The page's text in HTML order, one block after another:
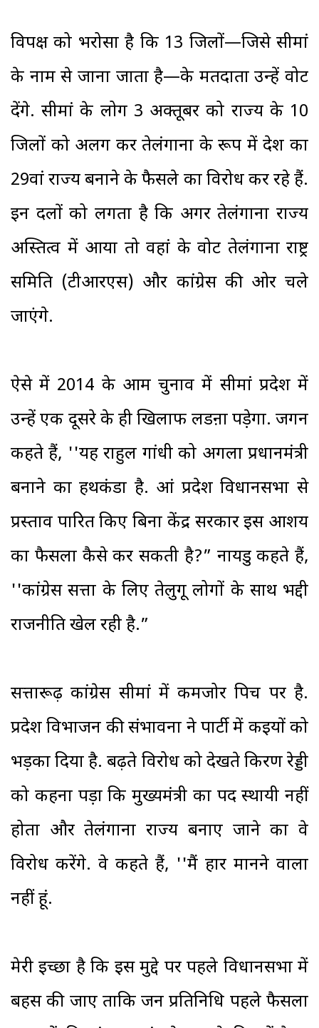
विपक्ष को भरोसा है कि 13 जिलों—जिसे सीमांध्र
के नाम से जाना जाता है—के मतदाता उन्हें वोट
देंगे. सीमांध्र के लोग 3 अक्तूबर को राज्य के 10
जिलों को अलग कर तेलंगाना के रूप में देश का
29वां राज्य बनाने के फैसले का विरोध कर रहे हैं.
इन दलों को लगता है कि अगर तेलंगाना राज्य
अस्तित्व में आया तो वहां के वोट तेलंगाना राष्ट्र
समिति (टीआरएस) और कांग्रेस की ओर चले
जाएंगे.
ऐसे में 2014 के आम चुनाव में सीमांध्र प्रदेश में
उन्हें एक दूसरे के ही खिलाफ लडऩा पड़ेगा. जगन
कहते हैं, ''यह राहुल गांधी को अगला प्रधानमंत्री
बनाने का हथकंडा है. आंध्र प्रदेश विधानसभा से
प्रस्ताव पारित किए बिना केंद्र सरकार इस आशय
का फैसला कैसे कर सकती है?” नायडु कहते हैं,
''कांग्रेस सत्ता के लिए तेलुगू लोगों के साथ भद्दी
राजनीति खेल रही है.”
सत्तारूढ़ कांग्रेस सीमांध्र में कमजोर पिच पर है.
प्रदेश विभाजन की संभावना ने पार्टी में कइयों को
भड़का दिया है. बढ़ते विरोध को देखते किरण रेड्डी
को कहना पड़ा कि मुख्यमंत्री का पद स्थायी नहीं
होता और तेलंगाना राज्य बनाए जाने का वे
विरोध करेंगे. वे कहते हैं, ''मैं हार मानने वाला
नहीं हूं.
मेरी इच्छा है कि इस मुद्दे पर पहले विधानसभा में
बहस की जाए ताकि जन प्रतिनिधि पहले फैसला